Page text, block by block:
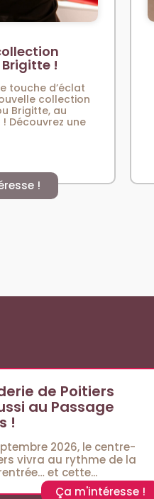
Brigitte !
touche d’éclat
collection
Brigitte, au
Découvrez une
!
de Poitiers
au Passage
!
2026, le centre-
vivra au rythme de la
et cette...
Ça m'intéresse !